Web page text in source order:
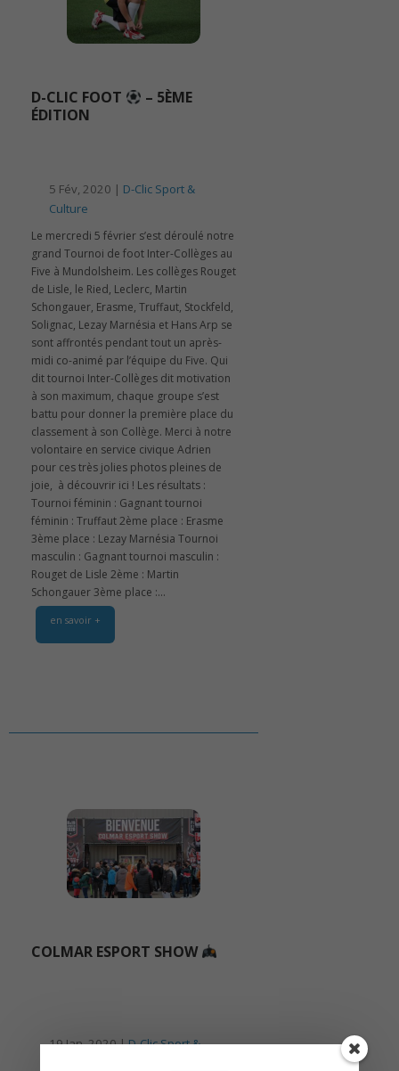
D-CLIC FOOT
– 5ÈME
ÉDITION
5 Fév, 2020 | D-Clic Sport &
Culture
Le mercredi 5 février s’est déroulé notre
grand Tournoi de foot Inter-Collèges au
Five à Mundolsheim. Les collèges Rouget
de Lisle, le Ried, Leclerc, Martin
Schongauer, Erasme, Truffaut, Stockfeld,
Solignac, Lezay Marnésia et Hans Arp se
sont affrontés pendant tout un après-
midi co-animé par l’équipe du Five. Qui
dit tournoi Inter-Collèges dit motivation
à son maximum, chaque groupe s’est
battu pour donner la première place du
classement à son Collège. Merci à notre
volontaire en service civique Adrien
pour ces très jolies photos pleines de
joie, à découvrir ici ! Les résultats :
Tournoi féminin : Gagnant tournoi
féminin : Truffaut 2ème place : Erasme
3ème place : Lezay Marnésia Tournoi
masculin : Gagnant tournoi masculin :
Rouget de Lisle 2ème : Martin
Schongauer 3ème place :...
en savoir +
COLMAR ESPORT SHOW
19 Jan, 2020 |D-Clic Sport &